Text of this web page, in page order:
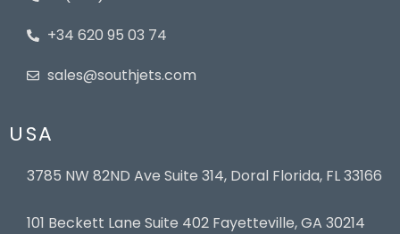
+34 620 95 03 74
sales@southjets.com
USA
3785 NW 82ND Ave Suite 314, Doral Florida, FL 33166
101 Beckett Lane Suite 402 Fayetteville, GA 30214